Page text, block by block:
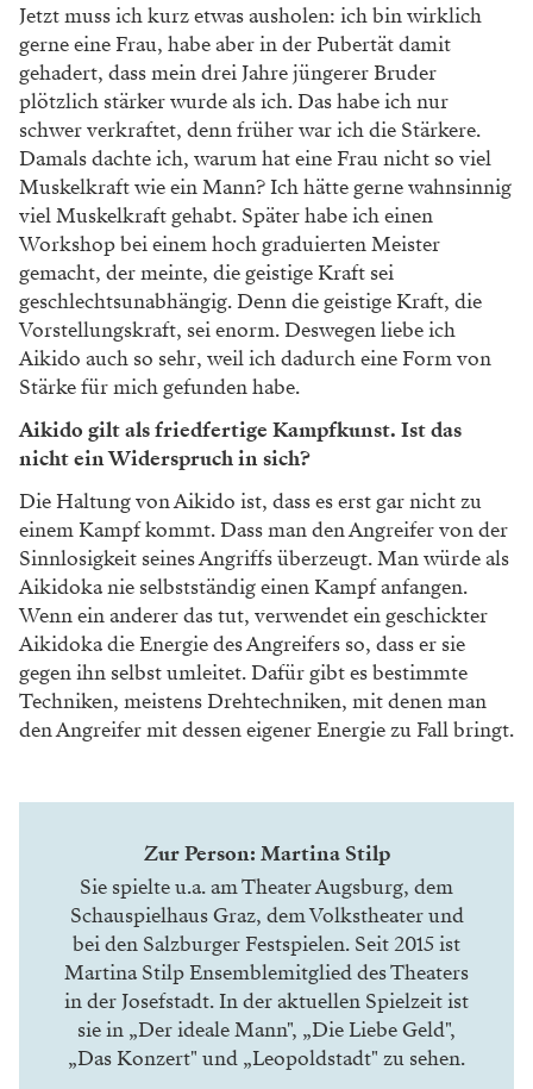
Jetzt muss ich kurz etwas ausholen: ich bin wirklich
gerne eine Frau, habe aber in der Pubertät damit
gehadert, dass mein drei Jahre jüngerer Bruder
plötzlich stärker wurde als ich. Das habe ich nur
schwer verkraftet, denn früher war ich die Stärkere.
Damals dachte ich, warum hat eine Frau nicht so viel
Muskelkraft wie ein Mann? Ich hätte gerne wahnsinnig
viel Muskelkraft gehabt. Später habe ich einen
Workshop bei einem hoch graduierten Meister
gemacht, der meinte, die geistige Kraft sei
geschlechtsunabhängig. Denn die geistige Kraft, die
Vorstellungskraft, sei enorm. Deswegen liebe ich
Aikido auch so sehr, weil ich dadurch eine Form von
Stärke für mich gefunden habe.
Aikido gilt als friedfertige Kampfkunst. Ist das
nicht ein Widerspruch in sich?
Die Haltung von Aikido ist, dass es erst gar nicht zu
einem Kampf kommt. Dass man den Angreifer von der
Sinnlosigkeit seines Angriffs überzeugt. Man würde als
Aikidoka nie selbstständig einen Kampf anfangen.
Wenn ein anderer das tut, verwendet ein geschickter
Aikidoka die Energie des Angreifers so, dass er sie
gegen ihn selbst umleitet. Dafür gibt es bestimmte
Techniken, meistens Drehtechniken, mit denen man
den Angreifer mit dessen eigener Energie zu Fall bringt.
Zur Person: Martina Stilp
Sie spielte u.a. am Theater Augsburg, dem
Schauspielhaus Graz, dem Volkstheater und
bei den Salzburger Festspielen. Seit 2015 ist
Martina Stilp Ensemblemitglied des Theaters
in der Josefstadt. In der aktuellen Spielzeit ist
sie in „Der ideale Mann", „Die Liebe Geld",
„Das Konzert" und „Leopoldstadt" zu sehen.